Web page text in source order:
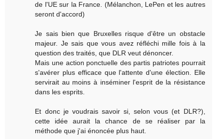
de l'UE sur la France. (Mélanchon, LePen et les autres
seront d'accord)
Je sais bien que Bruxelles risque d'être un obstacle
majeur. Je sais que vous avez réfléchi mille fois à la
question des traités, que DLR veut dénoncer.
Mais une action ponctuelle des partis patriotes pourrait
s'avérer plus efficace que l'attente d'une élection. Elle
servirait au moins à inséminer l'esprit de la résistance
dans les esprits.
Et donc je voudrais savoir si, selon vous (et DLR?),
cette idée aurait la chance de se réaliser par la
méthode que j'ai énoncée plus haut.